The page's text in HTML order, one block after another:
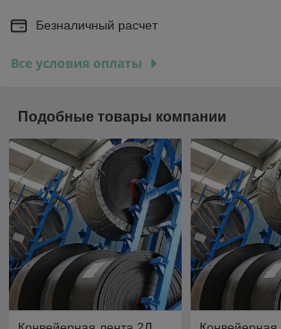
Безналичный расчет
Все условия оплаты
Подобные товары компании